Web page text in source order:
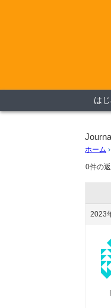
は
ホーム ›
0件の
2023